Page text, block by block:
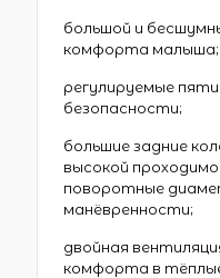
большой и
комфорта малыша;
регулируемые
безопасности;
большие задние
высокой
поворотные
манёвренности;
двойная
комфорта в